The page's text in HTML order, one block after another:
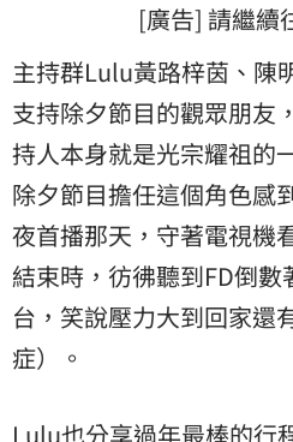
[廣告] 請繼
主持群Lulu黃路梓茵、陳
支持除夕節目的觀眾朋友
持人本身就是光宗耀祖的
除夕節目擔任這個角色感
夜首播那天，守著電視機
結束時，彷彿聽到FD倒
台，笑說壓力大到回家還
症）。
Lulu也分享過年最棒的行